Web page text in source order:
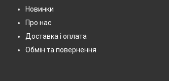
Новинки
Про нас
Доставка і оплата
Обмін та повернення